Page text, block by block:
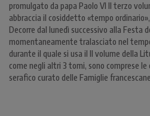
promulgato da papa Paolo VI Il terzo
abbraccia il cosiddetto «tempo
Decorre dal lunedì successivo alla Festa
momentaneamente tralasciato nel
durante il quale si usa il II volume della
come negli altri 3 tomi, sono comprese le
serafico curato delle Famiglie